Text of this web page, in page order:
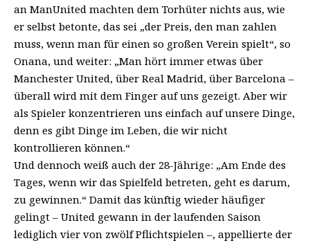
an ManUnited machten dem Torhüter nichts aus, wie
er selbst betonte, das sei „der Preis, den man zahlen
muss, wenn man für einen so großen Verein spielt“, so
Onana, und weiter: „Man hört immer etwas über
Manchester United, über Real Madrid, über Barcelona –
überall wird mit dem Finger auf uns gezeigt. Aber wir
als Spieler konzentrieren uns einfach auf unsere Dinge,
denn es gibt Dinge im Leben, die wir nicht
kontrollieren können.“
Und dennoch weiß auch der 28-Jährige: „Am Ende des
Tages, wenn wir das Spielfeld betreten, geht es darum,
zu gewinnen.“ Damit das künftig wieder häufiger
gelingt – United gewann in der laufenden Saison
lediglich vier von zwölf Pflichtspielen –, appellierte der